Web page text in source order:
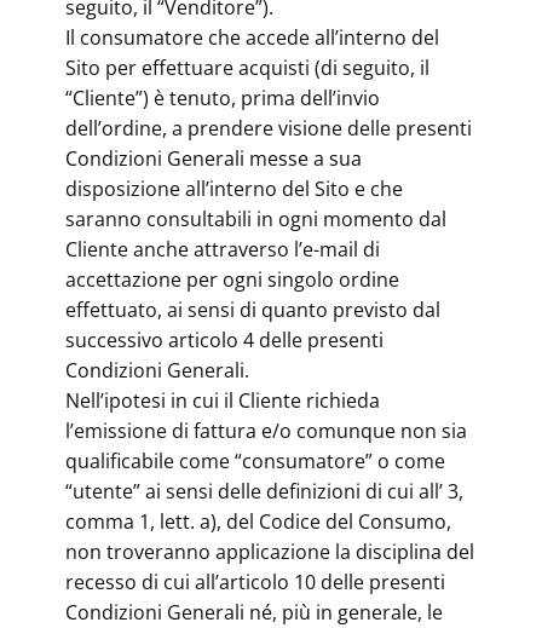
seguito, il “Venditore”).
Il consumatore che accede all’interno del
Sito per effettuare acquisti (di seguito, il
“Cliente”) è tenuto, prima dell’invio
dell’ordine, a prendere visione delle presenti
Condizioni Generali messe a sua
disposizione all’interno del Sito e che
saranno consultabili in ogni momento dal
Cliente anche attraverso l’e-mail di
accettazione per ogni singolo ordine
effettuato, ai sensi di quanto previsto dal
successivo articolo 4 delle presenti
Condizioni Generali.
Nell’ipotesi in cui il Cliente richieda
l’emissione di fattura e/o comunque non sia
qualificabile come “consumatore” o come
“utente” ai sensi delle definizioni di cui all’ 3,
comma 1, lett. a), del Codice del Consumo,
non troveranno applicazione la disciplina del
recesso di cui all’articolo 10 delle presenti
Condizioni Generali né, più in generale, le